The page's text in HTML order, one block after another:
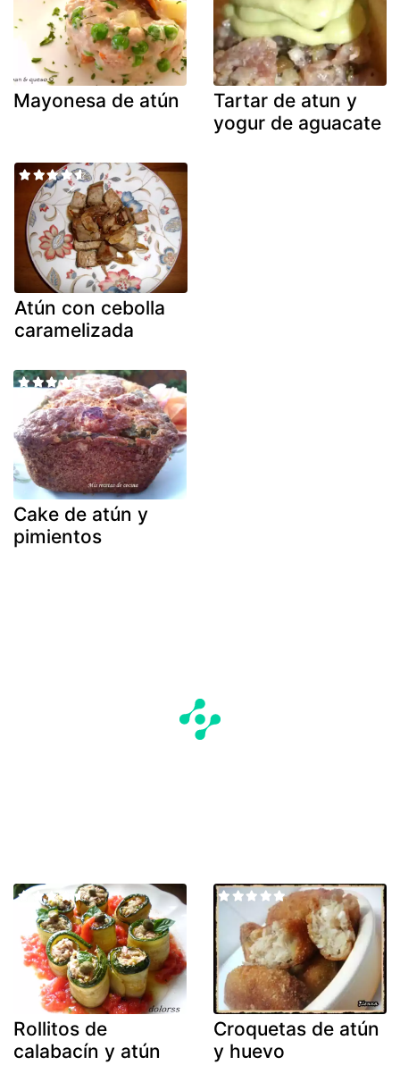
Mayonesa de atún
Tartar de atun y
yogur de aguacate
Atún con cebolla
caramelizada
Cake de atún y
pimientos
Rollitos de
calabacín y atún
Croquetas de atún
y huevo